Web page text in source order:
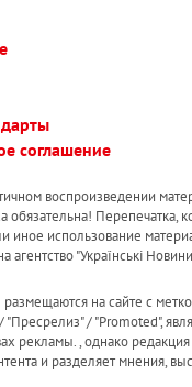
соглашение
воспроизведении
обязательна! Перепечатка,
иное использование
агентство "Українськi
на сайте с
"Пресрелиз" / "Promoted",
рекламы. , однако редакция
и разделяет мнения,